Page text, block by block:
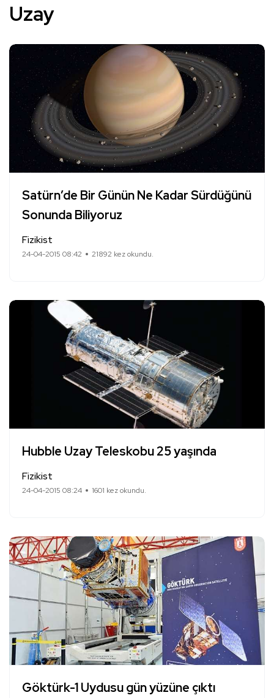
Uzay
Satürn’de Bir Günün Ne Kadar Sürdüğünü
Sonunda Biliyoruz
Fizikist
24-04-2015 08:42 21892 kez okundu.
Hubble Uzay Teleskobu 25 yaşında
Fizikist
24-04-2015 08:24 1601 kez okundu.
Göktürk-1 Uydusu gün yüzüne çıktı